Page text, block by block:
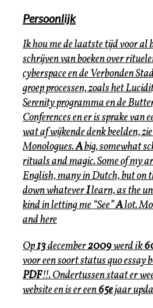
Persoonlijk
Ik hou me de laatste tijd voor al
schrijven van boeken over
cyberspace en deVerbonden
groep processen, zoals het
Serenityprogramma en de
Conferencesen er is sprake van
wat af wijkende denk beelden,
Monologues.Abig, somewhat
rituals and magic. Some of my
English, many in Dutch, but on
down whateverIlearn, as the
kind in letting me “See”Alot.
and here
Op13december2009werd ik
voor een soort status quo essay
PDF!!. Ondertussen staat er
website en is er een65ejaar